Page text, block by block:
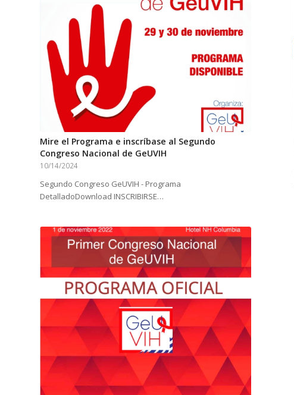
Mire el Programa e inscríbase al Segundo
Congreso Nacional de GeUVIH
10/14/2024
Segundo Congreso GeUVIH - Programa
DetalladoDownload INSCRIBIRSE…